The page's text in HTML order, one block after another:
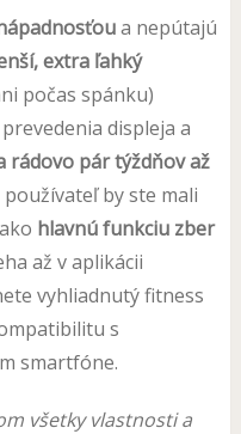
a nepútajú
extra ľahký
počas spánku)
displeja a
rádovo pár týždňov až
používateľ by ste mali
hlavnú funkciu zber
až v aplikácii
vyhliadnutý fitness
s
smartfóne.
všetky vlastnosti a